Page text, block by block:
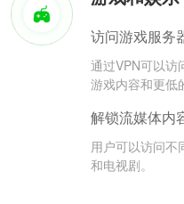
访问游戏服务
通过VPN可以访
游戏内容和更低
解锁流媒体内
用户可以访问不
和电视剧。